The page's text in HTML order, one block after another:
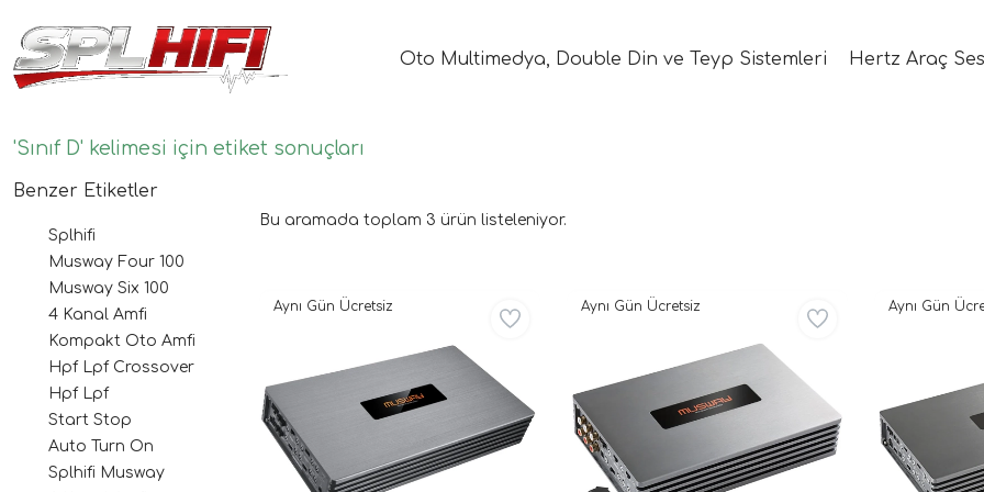
Oto Multimedya, Double Din ve Teyp Sistemleri Hertz Araç
'Sınıf D' kelimesi için etiket sonuçları
Benzer Etiketler
Splhifi
Musway Four 100
Musway Six 100
4 Kanal Amfi
Kompakt Oto Amfi
Hpf Lpf Crossover
Hpf Lpf
Start Stop
Auto Turn On
Splhifi Musway
Bu aramada toplam 3 ürün listeleniyor.
Aynı Gün Ücretsiz Aynı Gün Ücretsiz Aynı Gün